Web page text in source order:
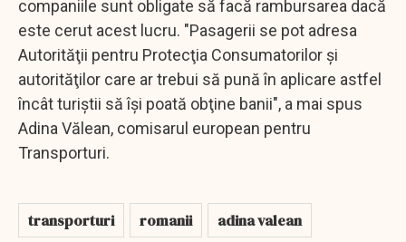
companiile sunt obligate să facă rambursarea dacă
este cerut acest lucru. "Pasagerii se pot adresa
Autorităţii pentru Protecţia Consumatorilor şi
autorităţilor care ar trebui să pună în aplicare astfel
încât turiştii să îşi poată obţine banii", a mai spus
Adina Vălean, comisarul european pentru
Transporturi.
transporturi romanii
adina valean